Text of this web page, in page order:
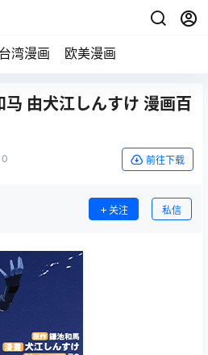
台湾漫画 欧美漫画
马 由犬江しんすけ 漫画百
0 前往下载
关注 私信